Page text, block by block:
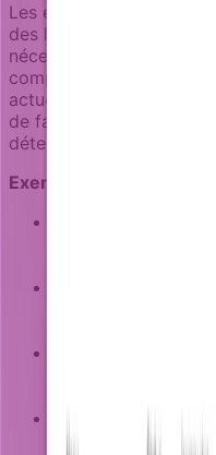
Les enrichisseurs
des limites de plan, ou
nécessiter de projets de
complexes. Une
actuel relativement aux
de facturation récents,
déterminer la
Exemples de
Notifications de
avant que les
Campagnes de
Campagnes de
ROI
Campagnes
admin quand la